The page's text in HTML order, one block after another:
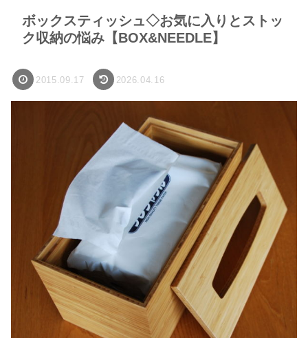
ボックスティッシュ◇お気に入りとストッ
ク収納の悩み【BOX&NEEDLE】
2015.09.17 2026.04.16